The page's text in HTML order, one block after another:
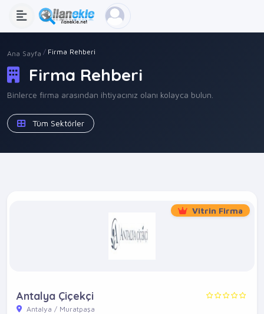
Ana Sayfa Firma Rehberi
Firma Rehberi
Binlerce firma arasından ihtiyacınız olanı kolayca bulun.
Tüm Sektörler
Vitrin Firma
Antalya Çiçekçi
Antalya / Muratpaşa